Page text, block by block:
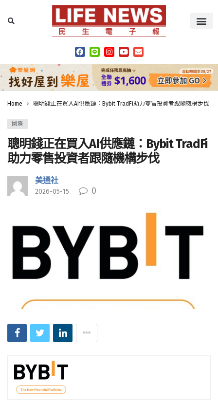
Home 聰明錢正在買入AI供應鏈：Bybit TradFi助力零售投資者跟隨機構步伐
國際
聰明錢正在買入AI供應鏈：Bybit TradFi
助力零售投資者跟隨機構步伐
美通社
2026-05-15 0